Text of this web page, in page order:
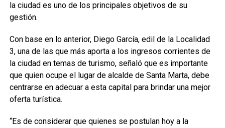
la ciudad es uno de los principales objetivos de su
gestión.
Con base en lo anterior, Diego García, edil de la Localidad
3, una de las que más aporta a los ingresos corrientes de
la ciudad en temas de turismo, señaló que es importante
que quien ocupe el lugar de alcalde de Santa Marta, debe
centrarse en adecuar a esta capital para brindar una mejor
oferta turística.
“Es de considerar que quienes se postulan hoy a la